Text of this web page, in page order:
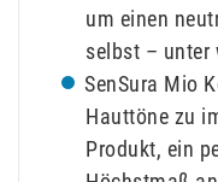
um einen
selbst – unter
SenSura Mio
Hauttöne zu
Produkt, ein